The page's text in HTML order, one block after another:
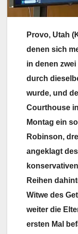
Provo, Utah
denen sich
in denen
durch
wurde, und
Courthouse
Montag ein
Robinson,
angeklagt
Reihen
Witwe des
weiter die
ersten Mal